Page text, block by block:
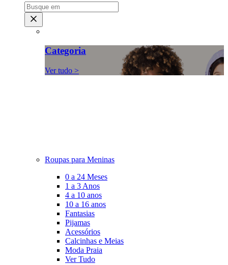
Categoria
Ver tudo >
Roupas para Meninas
0 a 24 Meses
1 a 3 Anos
4 a 10 anos
10 a 16 anos
Fantasias
Pijamas
Acessórios
Calcinhas e Meias
Moda Praia
Ver Tudo